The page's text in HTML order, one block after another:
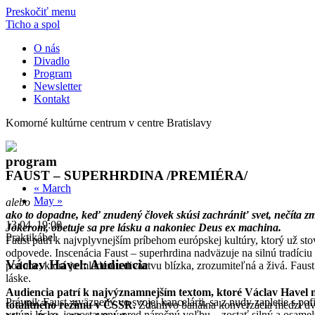
Preskočiť menu
Ticho a spol
O nás
Divadlo
Program
Newsletter
Kontakt
Komorné kultúrne centrum v centre Bratislavy
program
« March
May »
13.04. 19:00
Praktikábel
Václav Havel: Audiencia
Audiencia patrí k najvýznamnejším textom, ktoré Václav Havel
totalitného režimu v ČSSR.Zdanlivo banálna konverzácia medzi
FAUST – SUPERHRDINA /PREMIÉRA/
alebo
ako to dopadne, keď znudený človek skúsi zachrániť svet, nečíta
Jokerom, obetuje sa pre lásku a nakoniec Deus ex machina.
Faust patrí k najvplyvnejším príbehom európskej kultúry, ktorý už
odpovede. Inscenácia Faust – superhrdina nadväzuje na silnú
podobe, ktorá je mladému diváctvu blízka, zrozumiteľná a živá.
láske.
Právnik Faust, uväznený vo svojej kancelárii, sa z nudy zapletie s